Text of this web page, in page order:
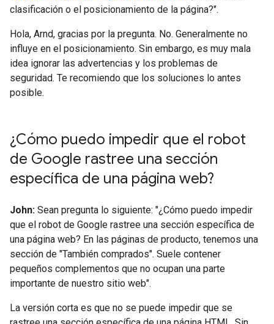
clasificación o el posicionamiento de la página?".
Hola, Arnd, gracias por la pregunta. No. Generalmente no
influye en el posicionamiento. Sin embargo, es muy mala
idea ignorar las advertencias y los problemas de
seguridad. Te recomiendo que los soluciones lo antes
posible.
¿Cómo puedo impedir que el robot
de Google rastree una sección
específica de una página web?
John: Sean pregunta lo siguiente: "¿Cómo puedo impedir
que el robot de Google rastree una sección específica de
una página web? En las páginas de producto, tenemos una
sección de "También comprados". Suele contener
pequeños complementos que no ocupan una parte
importante de nuestro sitio web".
La versión corta es que no se puede impedir que se